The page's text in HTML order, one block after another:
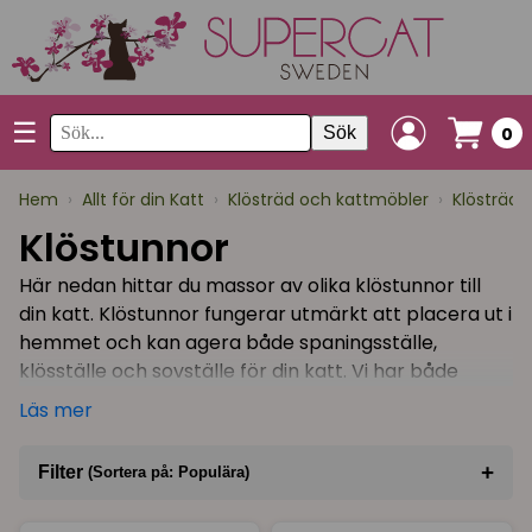
☰ Sök 0
Hem › Allt för din Katt › Klösträd och kattmöbler › Klösträd
Klöstunnor
Här nedan hittar du massor av olika klöstunnor till
din katt. Klöstunnor fungerar utmärkt att placera ut i
hemmet och kan agera både spaningsställe,
klösställe och sovställe för din katt. Vi har både
stora och små klöstunnor med olika utföranden.
Läs mer
Filter (Sortera på: Populära) +